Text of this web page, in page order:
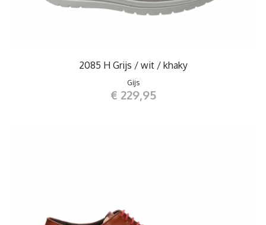
2085 H Grijs / wit / khaky
Gijs
€ 229,95